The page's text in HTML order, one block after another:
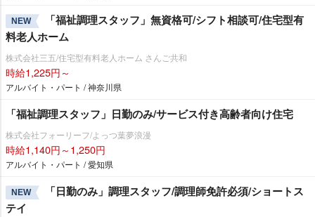
NEW
「福祉調理スタッフ」無資格可/シフト相談可/住宅型有
料老人ホーム
株式会社三五/住宅型有料老人ホーム さんご共和
時給1,225円～
アルバイト・パート / 神奈川県
「福祉調理スタッフ」日勤のみ/サービス付き高齢者向け住宅
株式会社フォーリーフ/よっつ葉夢浪漫
時給1,140円～1,250円
アルバイト・パート / 愛知県
NEW
「日勤のみ」調理スタッフ/調理師免許必須/ショートス
テイ